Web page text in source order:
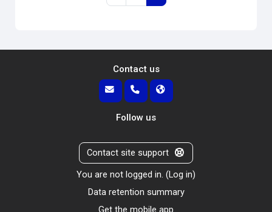
Contact us
Follow us
Contact site support
You are not logged in. (Log in)
Data retention summary
Get the mobile app